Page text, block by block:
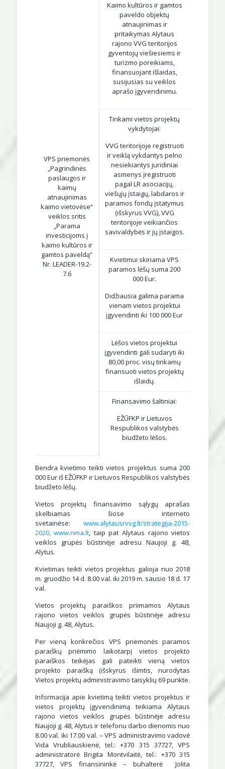
VPS priemonės
„Pagrindinės
paslaugos ir
kaimų
atnaujinimas
kaimo vietovėse“
veiklos sritis
„Parama
investicijoms į
kaimo kultūros ir
gamtos paveldą“
Nr. LEADER-19.2-
7.6
Kaimo kultūros ir gamtos
paveldo objektų
atnaujinimas ir
pritaikymas Alytaus
rajono VVG teritorijos
gyventojų viešiesiems ir
turizmo poreikiams,
finansuojant išlaidas,
susijusias su veiklos
aprašo įgyvendinimu.
Tinkami vietos projektų
vykdytojai:
VVG teritorijoje registruoti
ir veiklą vykdantys pelno
nesiekiantys juridiniai
asmenys įregistruoti
pagal LR asociacijų,
viešųjų įstaigų, labdaros ir
paramos fondų įstatymus
(išskyrus VVG), VVG
teritorijoje veikiančios
savivaldybės ir jų įstaigos.
Kvietimui skiriama VPS
paramos lėšų suma 200
000 Eur.
Didžiausia galima parama
vienam vietos projektui
įgyvendinti iki 100 000 Eur
Lėšos vietos projektui
įgyvendinti gali sudaryti iki
80,00 proc. visų tinkamų
finansuoti vietos projektų
išlaidų.
Finansavimo šaltiniai:
EŽŪFKP ir Lietuvos
Respublikos valstybės
biudžeto lėšos.
Bendra kvietimo teikti vietos projektus suma 200
000 Eur iš EŽŪFKP ir Lietuvos Respublikos valstybės
biudžeto lėšų.
Vietos projektų finansavimo sąlygų aprašas
skelbiamas šiose interneto
svetainėse:www.alytausrvvg.lt/strategija-2015-
2020, www.nma.lt, taip pat Alytaus rajono vietos
veiklos grupės būstinėje adresu Naujoji g. 48,
Alytus.
Kvietimas teikti vietos projektus galioja nuo 2018
m. gruodžio 14 d. 8.00 val. iki 2019 m. sausio 18 d. 17
val.
Vietos projektų paraiškos priimamos Alytaus
rajono vietos veiklos grupės būstinėje adresu
Naujoji g. 48, Alytus.
Per vieną konkrečios VPS priemonės paramos
paraiškų priėmimo laikotarpį vietos projekto
paraiškos teikėjas gali pateikti vieną vietos
projekto paraišką (išskyrus išimtis, nurodytas
Vietos projektų administravimo taisyklių 69 punkte.
Informacija apie kvietimą teikti vietos projektus ir
vietos projektų įgyvendinimą teikiama Alytaus
rajono vietos veiklos grupės būstinėje adresu
Naujoji g. 48, Alytus ir telefonu darbo dienomis nuo
8.00 val. iki 17.00 val. – VPS administravimo vadovė
Vida Vrubliauskienė, tel.: +370 315 37727, VPS
administratorė Brigita Montvilaitė, tel.: +370 315
37727, VPS finansininkė – buhalterė Jolita